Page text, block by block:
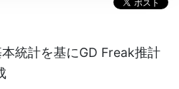
統計を基にGD Freak推計